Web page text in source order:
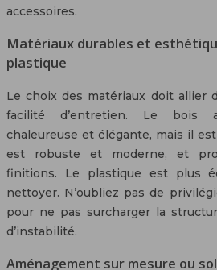
accessoires.
Matériaux durables et
plastique
Le choix des matériaux doit allier
facilité d’entretien. Le bois
chaleureuse et élégante, mais il
est robuste et moderne, et
finitions. Le plastique est plus
nettoyer. N’oubliez pas de
pour ne pas surcharger la
d’instabilité.
Aménagement sur mesure ou